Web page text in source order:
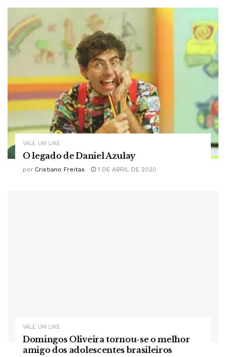
VALE UM LIKE
O legado de Daniel Azulay
por Cristiano Freitas 1 DE ABRIL DE 2020
VALE UM LIKE
Domingos Oliveira tornou-se o melhor
amigo dos adolescentes brasileiros